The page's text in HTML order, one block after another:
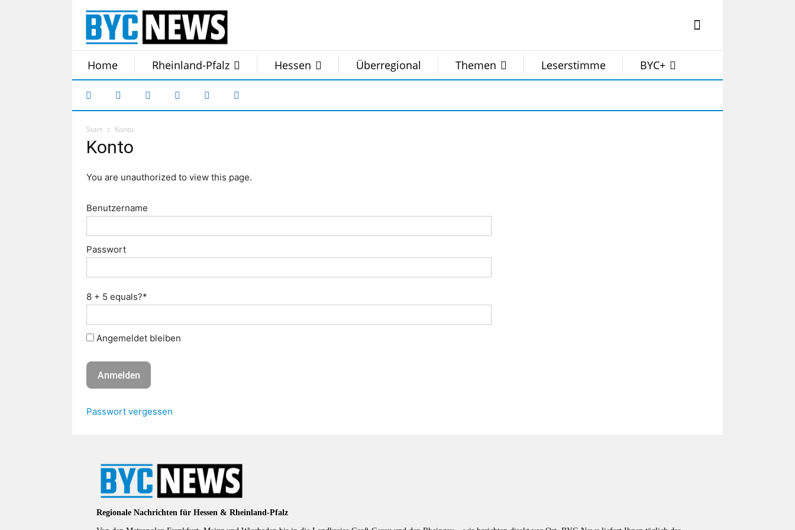
Home Rheinland-Pfalz Hessen Überregional Themen Leserstimme BYC+
Start Konto
Konto
You are unauthorized to view this page.
Benutzername
Passwort
8 + 5 equals?*
Angemeldet bleiben
Passwort vergessen
Regionale Nachrichten für Hessen & Rheinland-Pfalz